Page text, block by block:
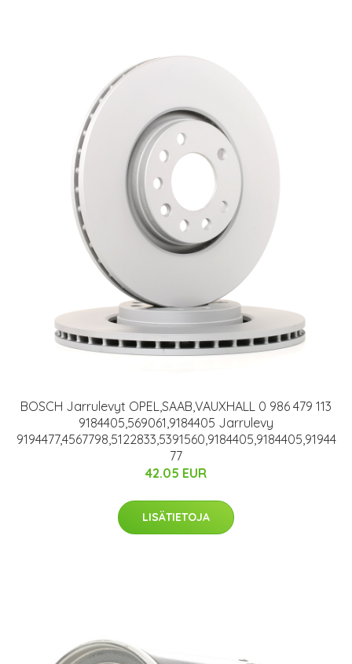
BOSCH Jarrulevyt OPEL,SAAB,VAUXHALL 0 986 479 113
9184405,569061,9184405 Jarrulevy
9194477,4567798,5122833,5391560,9184405,9184405,91944
77
42.05 EUR
LISÄTIETOJA